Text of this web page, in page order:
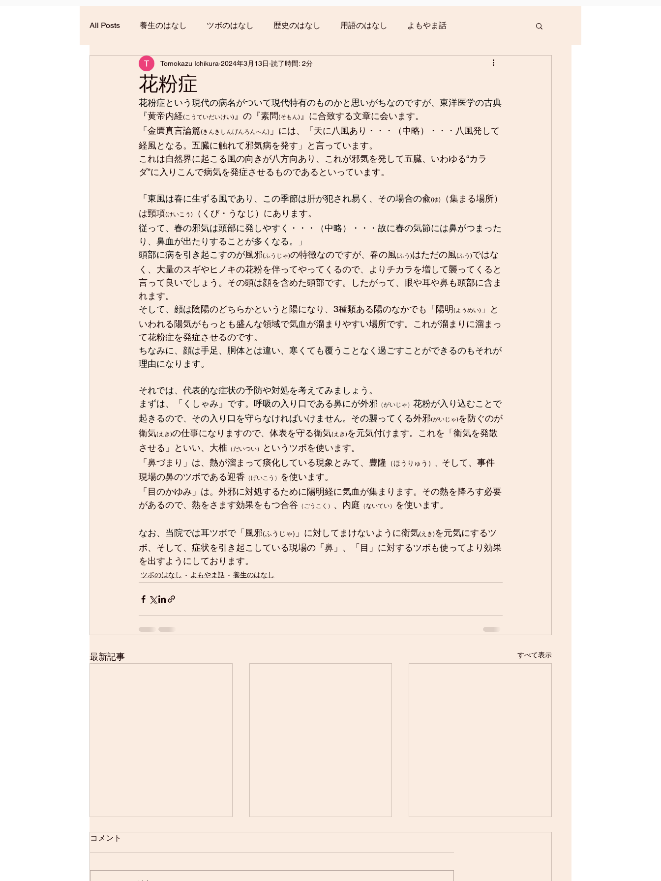
All Posts 養生のはなし ツボのはなし 歴史のはなし 用語のはなし よもやま話
花粉症
Tomokazu Ichikura 2024年3月13日 読了時間: 2分
花粉症という現代の病名がついて現代特有のものかと思いがちなのですが、東洋医学の古典
『黄帝内経(こうていだいけい) 』の『素問(そもん) 』に合致する文章に会います。
「 金匱真言論篇(きんきしんげんろんへん) 」には、「天に八風あり・・・（中略）・・・八風発して
経風となる。五臓に触れて邪気病を発す」と言っています。
これは自然界に起こる風の向きが八方向あり、これが邪気を発して五臓、いわゆる“カラ
ダ”に入りこんで病気を発症させるものであるといっています。
「東風は春に生ずる風であり、この季節は肝が犯され易く、その場合の兪(ゆ)
（集まる場所）
は頸項(けいこう)
（くび・うなじ）にあります。
従って、春の邪気は頭部に発しやすく・・・（中略）・・・故に春の気節には鼻がつまった
り、鼻血が出たりすることが多くなる。」
頭部に病を引き起こすのが風邪(ふうじゃ)の特徴なのですが、春の風(ふう)はただの風(ふう)ではな
く、大量のスギやヒノキの花粉を伴ってやってくるので、よりチカラを増して襲ってくると
言って良いでしょう。その頭は顔を含めた頭部です。したがって、眼や耳や鼻も頭部に含ま
れます。
そして、顔は陰陽のどちらかというと陽になり、3種類ある陽のなかでも「陽明 (ようめい) 」と
いわれる陽気がもっとも盛んな領域で気血が溜まりやすい場所です。これが溜まりに溜まっ
て花粉症を発症させるのです。
ちなみに、顔は手足、胴体とは違い、寒くても覆うことなく過ごすことができるのもそれが
理由になります。
それでは、代表的な症状の予防や対処を考えてみましょう。
まずは、「くしゃみ」です。呼吸の入り口である鼻にが外邪 （がいじゃ） 花粉が入り込むことで
起きるので、その入り口を守らなければいけません。その襲ってくる外邪(がいじゃ)を防ぐのが
衛気(えき)の仕事になりますので、体表を守る衛気(えき)を元気付けます。これを「衛気を発散
させる」といい、大椎 （だいつい）
というツボを使います。
「鼻づまり」は、熱が溜まって痰化している現象とみて、豊隆 （ほうりゅう）、 そして、事件
現場の鼻のツボである迎香 （げいこう）
を使います。
「目のかゆみ」は。外邪に対処するために陽明経に気血が集まります。その熱を降ろす必要
があるので、熱をさます効果をもつ合谷 （ごうこく） 、内庭 （ないてい） を使います。
なお、当院では耳ツボで「 風邪(ふうじゃ) 」に対してまけないように衛気(えき)を元気にするツ
ボ、そして、症状を引き起こしている現場の「鼻」、「目」に対するツボも使ってより効果
を出すようにしております。
ツボのはなし よもやま話 養生のはなし
最新記事 すべて表示
お茶について
前回、神農 （しんのうほんぞう
コメント